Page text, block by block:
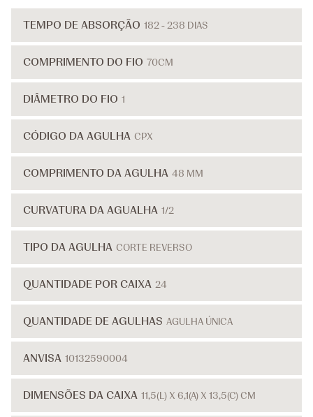
TEMPO DE ABSORÇÃO 182 - 238 DIAS
COMPRIMENTO DO FIO 70CM
DIÂMETRO DO FIO 1
CÓDIGO DA AGULHA CPX
COMPRIMENTO DA AGULHA 48 MM
CURVATURA DA AGUALHA 1/2
TIPO DA AGULHA CORTE REVERSO
QUANTIDADE POR CAIXA 24
QUANTIDADE DE AGULHAS AGULHA ÚNICA
ANVISA 10132590004
DIMENSÕES DA CAIXA 11,5(L) X 6,1(A) X 13,5(C) CM